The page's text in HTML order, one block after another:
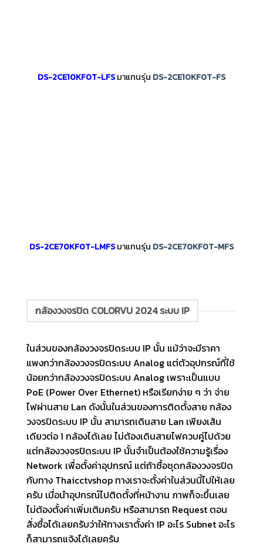
DS-2CE10KF0T-LFSมาแทนรุ่น DS-2CE10KF0T-FS
DS-2CE70KF0T-LMFSมาแทนรุ่น DS-2CE70KF0T-MFS
กล้องวงจรปิด COLORVU 2024 ระบบ IP
ในส่วนของกล้องวงจรปิดระบบ IP นั้น แม้ว่าจะมีราคา
แพงกว่ากล้องวงจรปิดระบบ Analog แต่ตัวอุปกรณ์ที่ใช้
น้อยกว่ากล้องวงจรปิดระบบ Analog เพราะเป็นแบบ
PoE (Power Over Ethernet) หรือเรียกง่าย ๆ ว่า จ่าย
ไฟผ่านสาย Lan ดังนั้นในส่วนของการติดตั้งสาย กล้อง
วงจรปิดระบบ IP นั้น สามารถเดินสาย Lan เพียงเส้น
เดียวต่อ 1 กล้องได้เลย ไม่ต้องเดินสายไฟควบคู่ไปด้วย
แต่กล้องวงจรปิดระบบ IP นั้นจำเป็นต้องใช้ความรู้เรื่อง
Network เพื่อตั้งค่าอุปกรณ์ แต่ถ้าซื้อชุดกล้องวงจรปิด
กับทาง Thaicctvshop ทางเราจะตั้งค่าในส่วนนี้ไปให้เลย
ครับ เมื่อนำอุปกรณ์ไปติดตั้งที่หน้างาน ภาพก็จะขึ้นเลย
ไม่ต้องตั้งค่าเพิ่มเติมครับ หรือสามารถ Request ตอน
สั่งซื้อได้เลยครับว่าให้ทางเราตั้งค่า IP อะไร Subnet อะไร
ก็สามารถแจ้งได้เลยครับ